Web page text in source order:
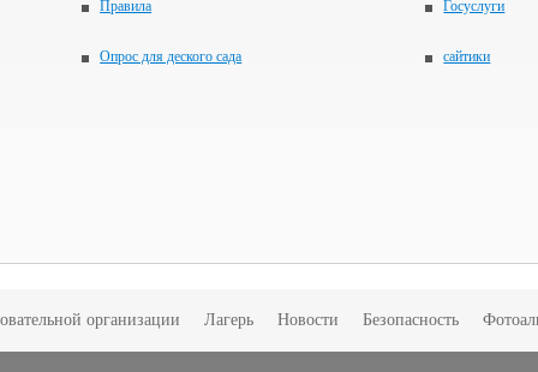
Правила Госуслуги
Опрос для деского сада сайтики
организации Лагерь Новости Безопасность